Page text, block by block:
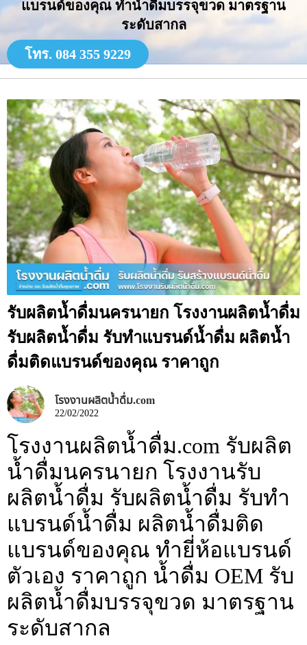
แบรนด์ของคุณ ทำน้ำดื่มบรรจุขวด มาตรฐาน
ระดับสากล
โทร. 084 355 9229
รับผลิตน้ำดื่มนครนายก โรงงานผลิตน้ำดื่ม
รับผลิตน้ำดื่ม รับทำแบรนด์น้ำดื่ม ผลิตน้ำ
ดื่มติดแบรนด์ของคุณ ราคาถูก
โรงงานผลิตน้ำดื่ม.com
22/02/2022
โรงงานผลิตน้ำดื่ม.com รับผลิต
น้ำดื่มนครนายก โรงงานรับ
ผลิตน้ำดื่ม รับผลิตน้ำดื่ม รับทำ
แบรนด์น้ำดื่ม ผลิตน้ำดื่มติด
แบรนด์ของคุณ ทำยี่ห้อแบรนด์
ตัวเอง ราคาถูก น้ำดื่ม OEM รับ
ผลิตน้ำดื่มบรรจุขวด มาตรฐาน
ระดับสากล